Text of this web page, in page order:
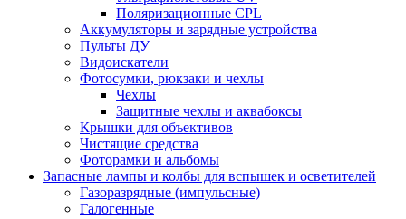
Поляризационные CPL
Аккумуляторы и зарядные устройства
Пульты ДУ
Видоискатели
Фотосумки, рюкзаки и чехлы
Чехлы
Защитные чехлы и аквабоксы
Крышки для объективов
Чистящие средства
Фоторамки и альбомы
Запасные лампы и колбы для вспышек и осветителей
Газоразрядные (импульсные)
Галогенные